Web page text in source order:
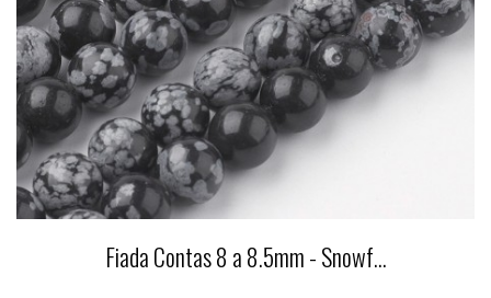
Fiada Contas 8 a 8.5mm - Snowf...